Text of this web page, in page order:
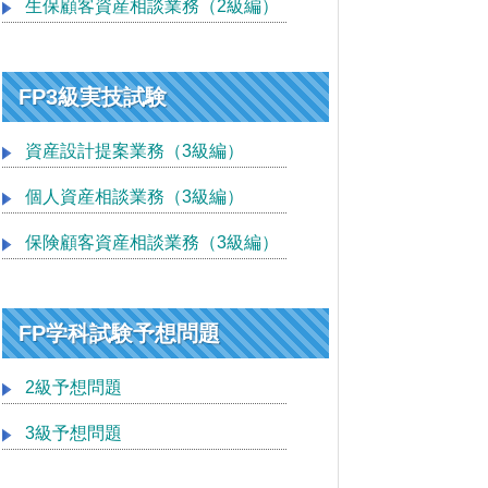
生保顧客資産相談業務（2級編）
FP3級実技試験
資産設計提案業務（3級編）
個人資産相談業務（3級編）
保険顧客資産相談業務（3級編）
FP学科試験予想問題
2級予想問題
3級予想問題